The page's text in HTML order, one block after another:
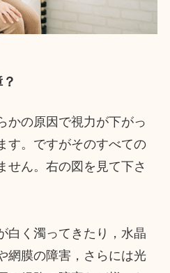
かの原因で視力が下がっ
す。ですがそのすべての
せん。右の図を見て下さ
白く濁ってきたり，水晶
網膜の障害，さらには光